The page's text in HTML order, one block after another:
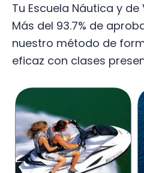
Tu Escuela Náutica y de
Más del 93.7% de
nuestro método de
eficaz con clases